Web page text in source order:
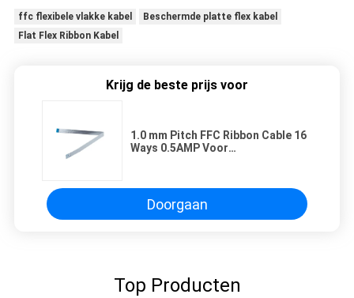
ffc flexibele vlakke kabel
Beschermde platte flex kabel
Flat Flex Ribbon Kabel
Krijg de beste prijs voor
1.0 mm Pitch FFC Ribbon Cable 16
Ways 0.5AMP Voor
Doorgaan
Top Producten